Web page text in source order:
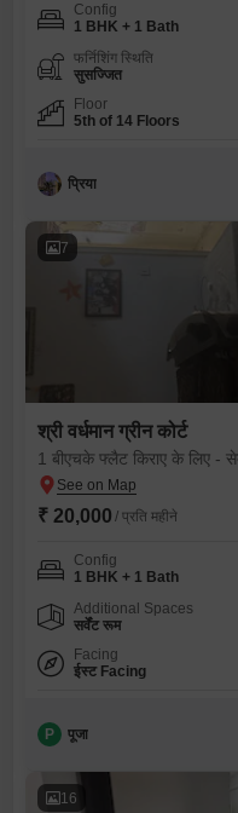
Config
1 BHK + 1 Bath
फर्निशिंग स्थिति
सुसज्जित
Floor
5th of 14 Floors
प्रिया
7
श्री वर्धमान ग्रीन कोर्ट
1 बीएचके फ्लैट किराए के लिए -
₹ 20,000 / प्रति महीने
Config
1 BHK + 1 Bath
Additional Spaces
सर्वेंट रूम
Facing
ईस्ट Facing
P पूजा
16